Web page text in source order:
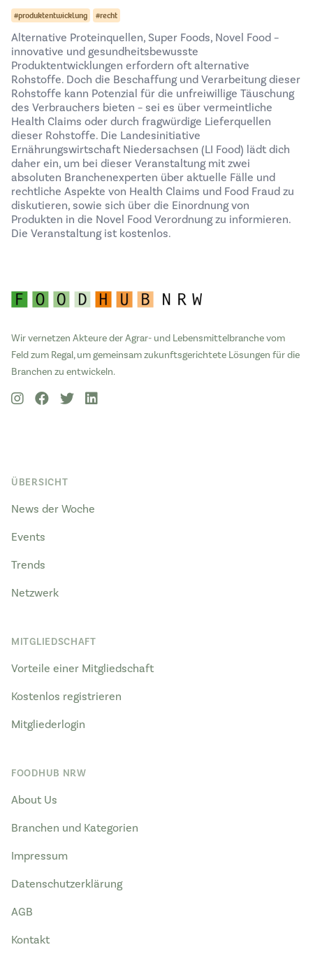
#produktentwicklung #recht
Alternative Proteinquellen, Super Foods, Novel Food –
innovative und gesundheitsbewusste
Produktentwicklungen erfordern oft alternative
Rohstoffe. Doch die Beschaffung und Verarbeitung dieser
Rohstoffe kann Potenzial für die unfreiwillige Täuschung
des Verbrauchers bieten – sei es über vermeintliche
Health Claims oder durch fragwürdige Lieferquellen
dieser Rohstoffe. Die Landesinitiative
Ernährungswirtschaft Niedersachsen (LI Food) lädt dich
daher ein, um bei dieser Veranstaltung mit zwei
absoluten Branchenexperten über aktuelle Fälle und
rechtliche Aspekte von Health Claims und Food Fraud zu
diskutieren, sowie sich über die Einordnung von
Produkten in die Novel Food Verordnung zu informieren.
Die Veranstaltung ist kostenlos.
Wir vernetzen Akteure der Agrar- und Lebensmittelbranche vom
Feld zum Regal, um gemeinsam zukunftsgerichtete Lösungen für die
Branchen zu entwickeln.
ÜBERSICHT
News der Woche
Events
Trends
Netzwerk
MITGLIEDSCHAFT
Vorteile einer Mitgliedschaft
Kostenlos registrieren
Mitgliederlogin
FOODHUB NRW
About Us
Branchen und Kategorien
Impressum
Datenschutzerklärung
AGB
Kontakt